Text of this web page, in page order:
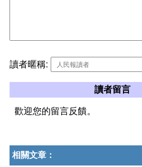
讀者暱稱:
讀者留言
歡迎您的留言反饋。
相關文章：